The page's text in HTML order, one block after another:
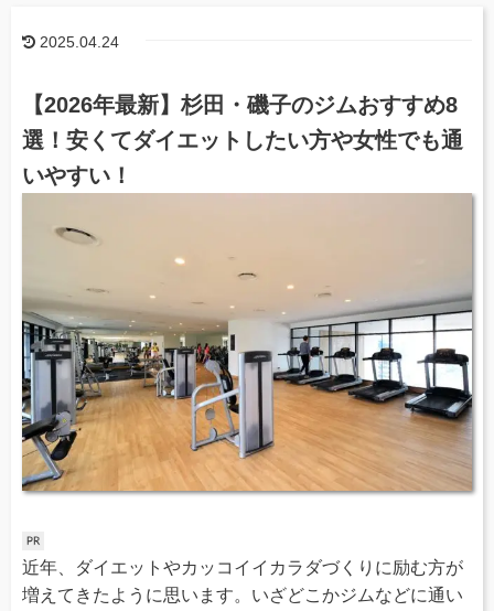
2025.04.24
【2026年最新】杉田・磯子のジムおすすめ8
選！安くてダイエットしたい方や女性でも通
いやすい！
近年、ダイエットやカッコイイカラダづくりに励む方が
増えてきたように思います。いざどこかジムなどに通い